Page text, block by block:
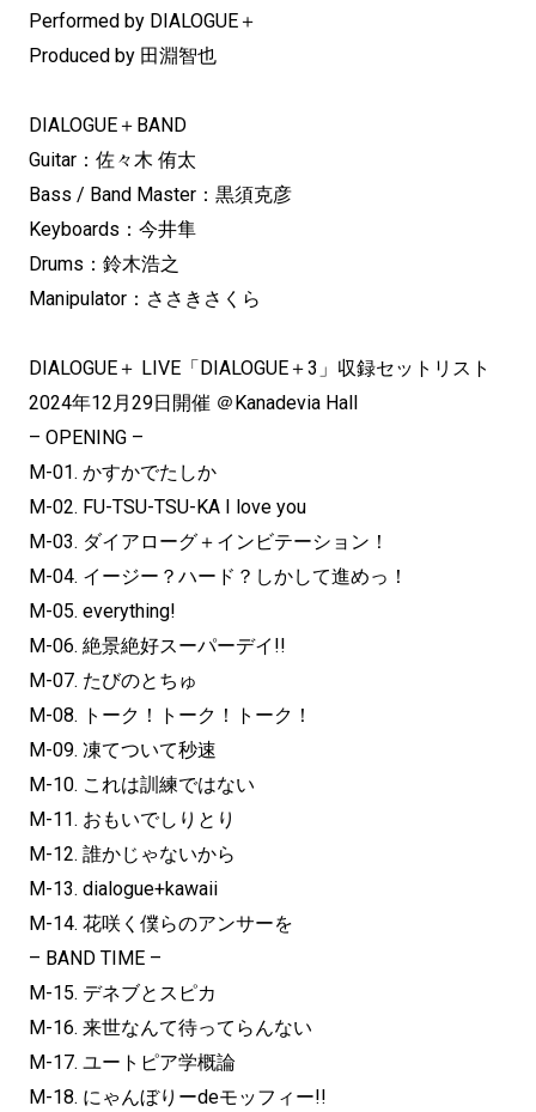
Performed by DIALOGUE＋
Produced by 田淵智也
DIALOGUE＋BAND
Guitar：佐々木 侑太
Bass / Band Master：黒須克彦
Keyboards：今井隼
Drums：鈴木浩之
Manipulator：ささきさくら
DIALOGUE＋ LIVE「DIALOGUE＋3」収録セットリスト
2024年12月29日開催 ＠Kanadevia Hall
– OPENING –
M-01. かすかでたしか
M-02. FU-TSU-TSU-KA I love you
M-03. ダイアローグ＋インビテーション！
M-04. イージー？ハード？しかして進めっ！
M-05. everything!
M-06. 絶景絶好スーパーデイ!!
M-07. たびのとちゅ
M-08. トーク！トーク！トーク！
M-09. 凍てついて秒速
M-10. これは訓練ではない
M-11. おもいでしりとり
M-12. 誰かじゃないから
M-13. dialogue+kawaii
M-14. 花咲く僕らのアンサーを
– BAND TIME –
M-15. デネブとスピカ
M-16. 来世なんて待ってらんない
M-17. ユートピア学概論
M-18. にゃんぼりーdeモッフィー!!